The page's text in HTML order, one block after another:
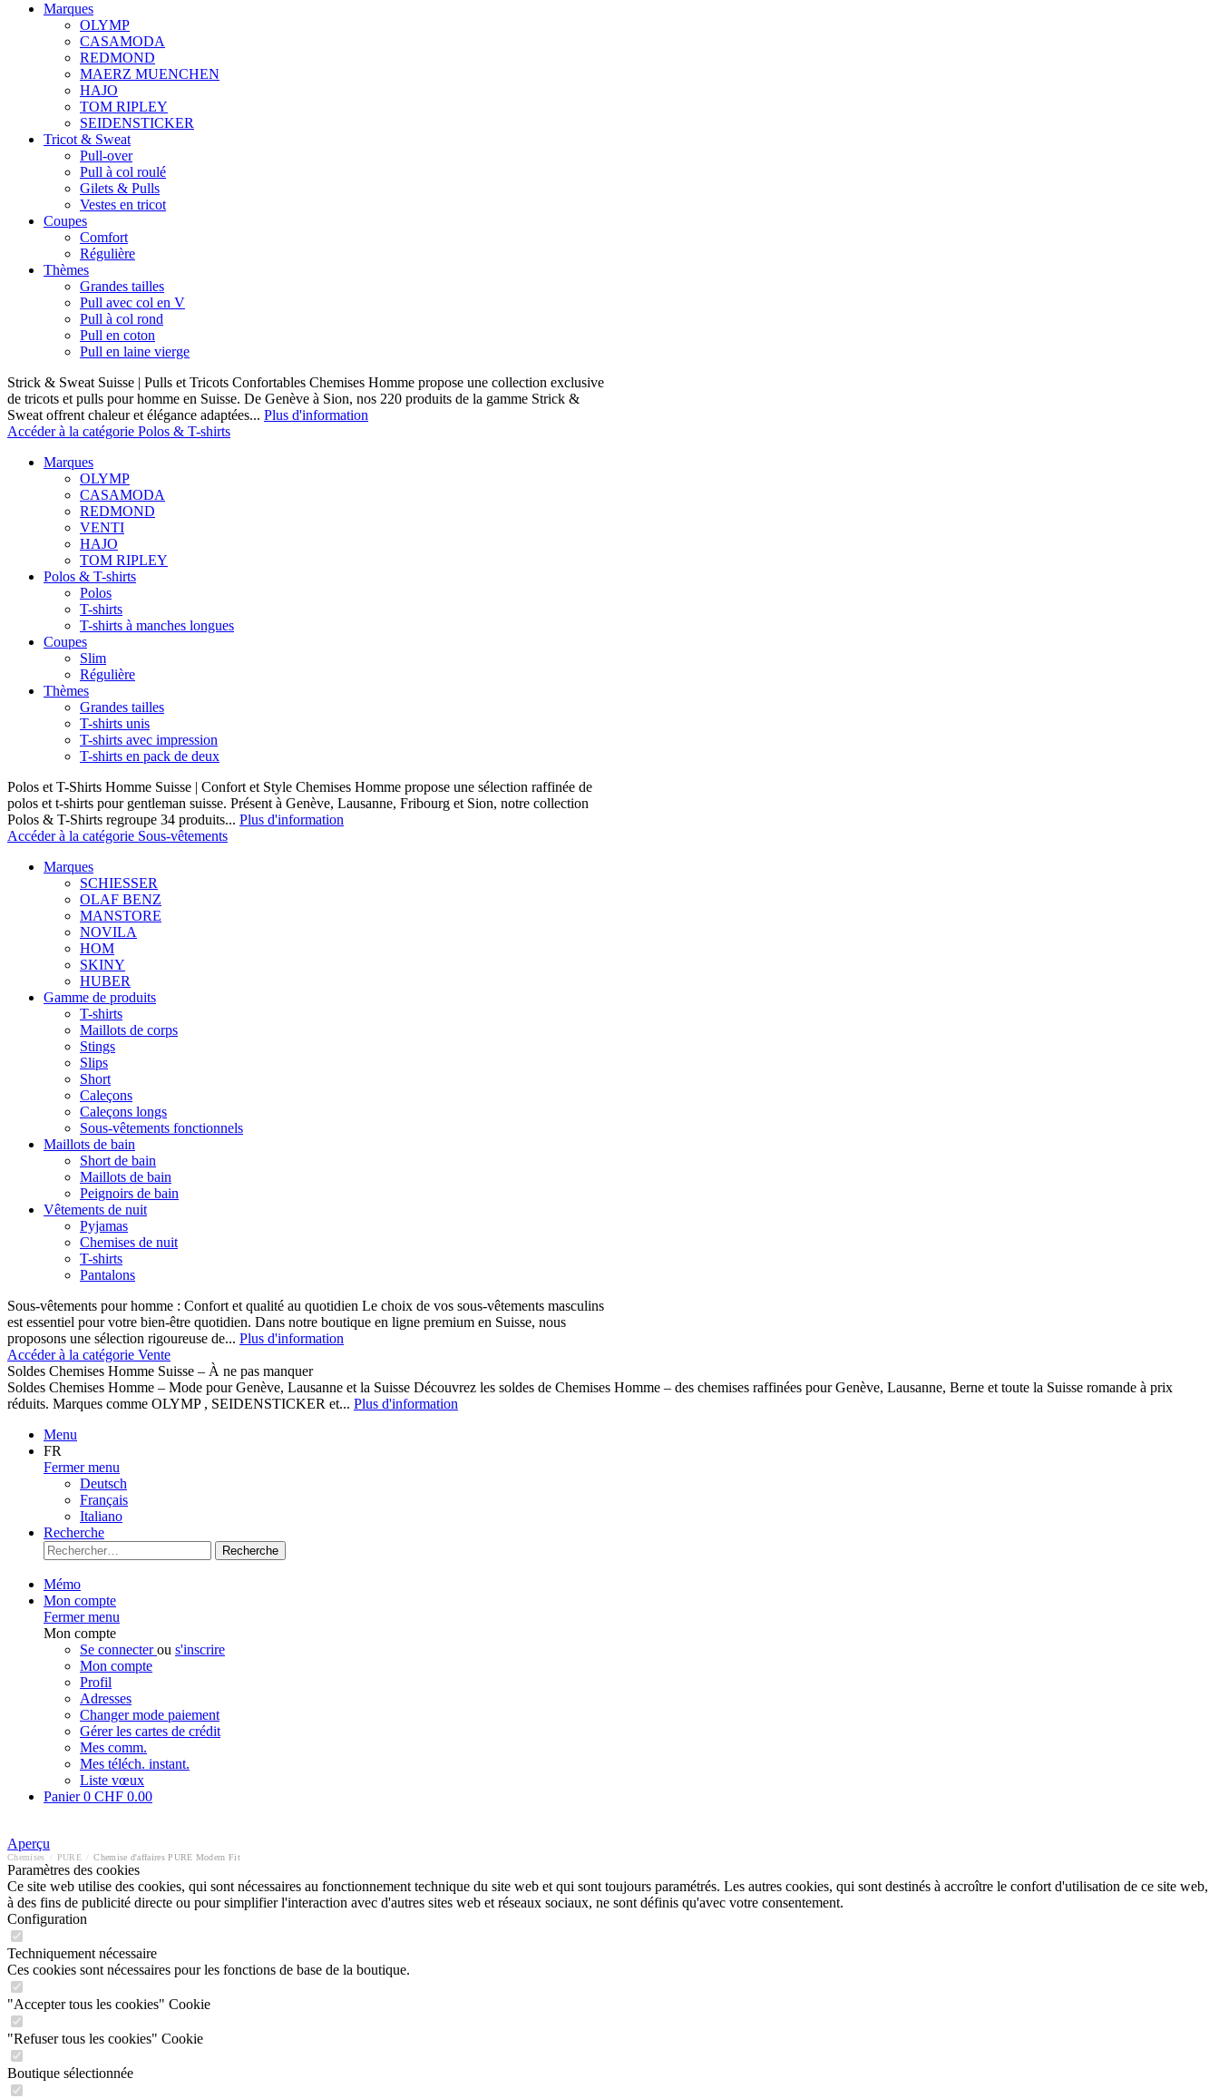
Marques
OLYMP
CASAMODA
REDMOND
MAERZ MUENCHEN
HAJO
TOM RIPLEY
SEIDENSTICKER
Tricot & Sweat
Pull-over
Pull à col roulé
Gilets & Pulls
Vestes en tricot
Coupes
Comfort
Régulière
Thèmes
Grandes tailles
Pull avec col en V
Pull à col rond
Pull en coton
Pull en laine vierge
Strick & Sweat Suisse | Pulls et Tricots Confortables Chemises Homme propose une collection exclusive
de tricots et pulls pour homme en Suisse. De Genève à Sion, nos 220 produits de la gamme Strick &
Sweat offrent chaleur et élégance adaptées... Plus d'information
Accéder à la catégorie Polos & T-shirts
Marques
OLYMP
CASAMODA
REDMOND
VENTI
HAJO
TOM RIPLEY
Polos & T-shirts
Polos
T-shirts
T-shirts à manches longues
Coupes
Slim
Régulière
Thèmes
Grandes tailles
T-shirts unis
T-shirts avec impression
T-shirts en pack de deux
Polos et T-Shirts Homme Suisse | Confort et Style Chemises Homme propose une sélection raffinée de
polos et t-shirts pour gentleman suisse. Présent à Genève, Lausanne, Fribourg et Sion, notre collection
Polos & T-Shirts regroupe 34 produits... Plus d'information
Accéder à la catégorie Sous-vêtements
Marques
SCHIESSER
OLAF BENZ
MANSTORE
NOVILA
HOM
SKINY
HUBER
Gamme de produits
T-shirts
Maillots de corps
Stings
Slips
Short
Caleçons
Caleçons longs
Sous-vêtements fonctionnels
Maillots de bain
Short de bain
Maillots de bain
Peignoirs de bain
Vêtements de nuit
Pyjamas
Chemises de nuit
T-shirts
Pantalons
Sous-vêtements pour homme : Confort et qualité au quotidien Le choix de vos sous-vêtements masculins
est essentiel pour votre bien-être quotidien. Dans notre boutique en ligne premium en Suisse, nous
proposons une sélection rigoureuse de... Plus d'information
Accéder à la catégorie Vente
Soldes Chemises Homme Suisse – À ne pas manquer
Soldes Chemises Homme – Mode pour Genève, Lausanne et la Suisse Découvrez les soldes de Chemises Homme – des chemises raffinées pour Genève, Lausanne, Berne et toute la Suisse romande à prix
réduits. Marques comme OLYMP , SEIDENSTICKER et... Plus d'information
Menu
FR
Fermer menu
Deutsch
Français
Italiano
Recherche
Recherche
Mémo
Mon compte
Fermer menu
Mon compte
Se connecterou s'inscrire
Mon compte
Profil
Adresses
Changer mode paiement
Gérer les cartes de crédit
Mes comm.
Mes téléch. instant.
Liste vœux
Panier0 CHF 0.00
Aperçu
Chemises PURE Chemise d'affaires PURE Modern Fit
Paramètres des cookies
Ce site web utilise des cookies, qui sont nécessaires au fonctionnement technique du site web et qui sont toujours paramétrés. Les autres cookies, qui sont destinés à accroître le confort d'utilisation de ce site web,
à des fins de publicité directe ou pour simplifier l'interaction avec d'autres sites web et réseaux sociaux, ne sont définis qu'avec votre consentement.
Configuration
Techniquement nécessaire
Ces cookies sont nécessaires pour les fonctions de base de la boutique.
"Accepter tous les cookies" Cookie
"Refuser tous les cookies" Cookie
Boutique sélectionnée